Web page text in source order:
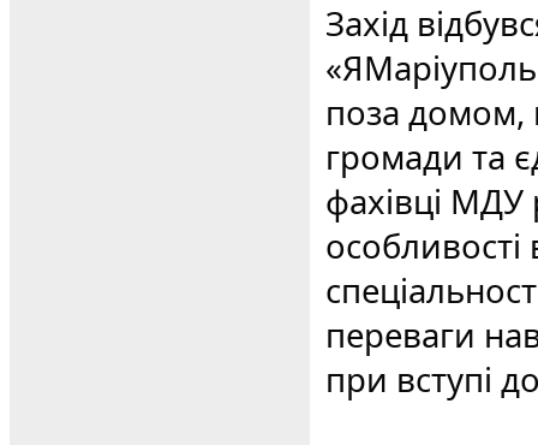
Захід
поза домом,
громади та
фахівці МДУ
особливості
переваги
при вступі